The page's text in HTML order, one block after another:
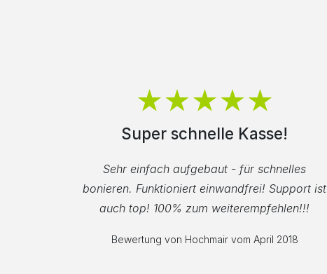
Super schnelle Kasse!
Sehr einfach aufgebaut - für schnelles
bonieren. Funktioniert einwandfrei! Support ist
auch top! 100% zum weiterempfehlen!!!
Bewertung von Hochmair vom April 2018